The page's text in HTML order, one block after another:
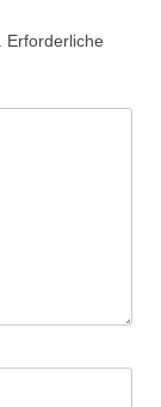
Erforderliche